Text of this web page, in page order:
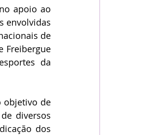
envolvidas
de
Freibergue
da
diversos
dos